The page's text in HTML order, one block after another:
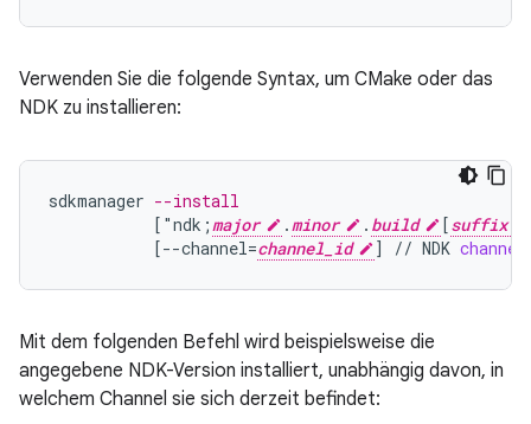
Verwenden Sie die folgende Syntax, um CMake oder das
NDK zu installieren:
sdkmanager --install
[ "ndk;major .minor . build [suffix
[--channel=channel_id ] // NDK
Mit dem folgenden Befehl wird beispielsweise die
angegebene NDK-Version installiert, unabhängig davon, in
welchem Channel sie sich derzeit befindet: